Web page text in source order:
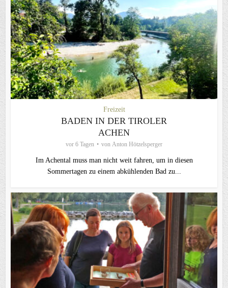
Freizeit
BADEN IN DER TIROLER
ACHEN
vor 6 Tagen von Anton Hötzelsperger
Im Achental muss man nicht weit fahren, um in diesen
Sommertagen zu einem abkühlenden Bad zu...